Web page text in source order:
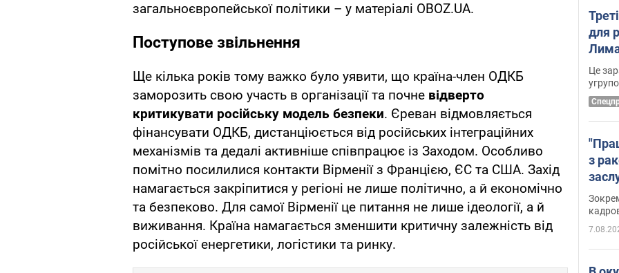
загальноєвропейської політики – у матеріалі OBOZ.UA.
Поступове звільнення
Ще кілька років тому важко було уявити, що країна-член ОДКБ
заморозить свою участь в організації та почне відверто
критикувати російську модель безпеки. Єреван відмовляється
фінансувати ОДКБ, дистанціюється від російських інтеграційних
механізмів та дедалі активніше співпрацює із Заходом. Особливо
помітно посилилися контакти Вірменії з Францією, ЄС та США. Захід
намагається закріпитися у регіоні не лише політично, а й економічно
та безпеково. Для самої Вірменії це питання не лише ідеології, а й
виживання. Країна намагається зменшити критичну залежність від
російської енергетики, логістики та ринку.
для
Це
з